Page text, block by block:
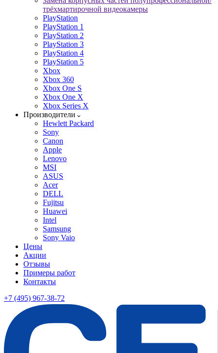
трёхмартирочной видеокамеры
PlayStation
PlayStation 1
PlayStation 2
PlayStation 3
PlayStation 4
PlayStation 5
Xbox
Xbox 360
Xbox One S
Xbox One X
Xbox Series X
Производители
Hewlett Packard
Sony
Canon
Apple
Lenovo
MSI
ASUS
Acer
DELL
Fujitsu
Huawei
Intel
Samsung
Sony Vaio
Цены
Акции
Отзывы
Примеры работ
Контакты
+7 (495) 967-38-72